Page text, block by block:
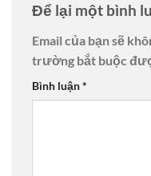
Để lại một bình
Email của bạn sẽ
trường bắt buộc
Bình luận*